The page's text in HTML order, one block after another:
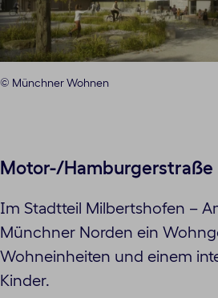
© Münchner Wohnen
Motor-/Hamburgerstraße
Im Stadtteil Milbertshofen –
Münchner Norden ein
Wohneinheiten und einem
Kinder.